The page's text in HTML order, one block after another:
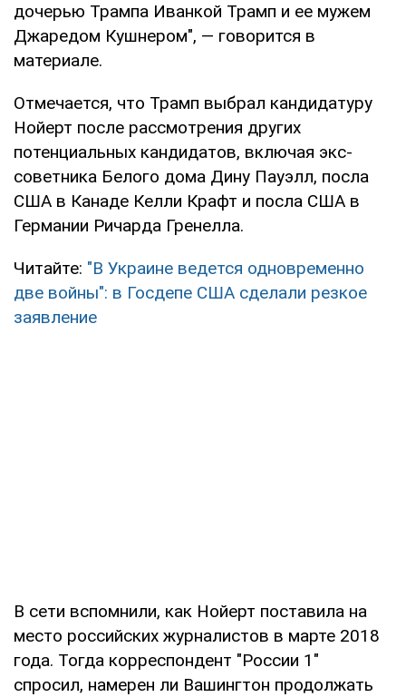
дочерью Трампа Иванкой Трамп и ее мужем
Джаредом Кушнером", — говорится в
материале.
Отмечается, что Трамп выбрал кандидатуру
Нойерт после рассмотрения других
потенциальных кандидатов, включая экс-
советника Белого дома Дину Пауэлл, посла
США в Канаде Келли Крафт и посла США в
Германии Ричарда Гренелла.
Читайте: "В Украине ведется одновременно
две войны": в Госдепе США сделали резкое
заявление
В сети вспомнили, как Нойерт поставила на
место российских журналистов в марте 2018
года. Тогда корреспондент "России 1"
спросил, намерен ли Вашингтон продолжать